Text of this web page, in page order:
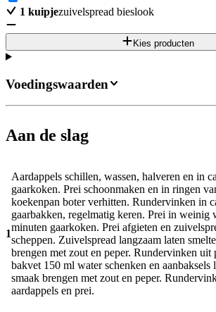
1 kuipjezuivelspread bieslook
Kies producten
Aan de slag
1
Aardappels schillen, wassen, halveren en in
gaarkoken. Prei schoonmaken en in ringen
koekenpan boter verhitten. Rundervinken in
gaarbakken, regelmatig keren. Prei in weinig
minuten gaarkoken. Prei afgieten en
scheppen. Zuivelspread langzaam laten
brengen met zout en peper. Rundervinken uit
bakvet 150 ml water schenken en aanbaksels
smaak brengen met zout en peper.
aardappels en prei.
Voedingswaarden